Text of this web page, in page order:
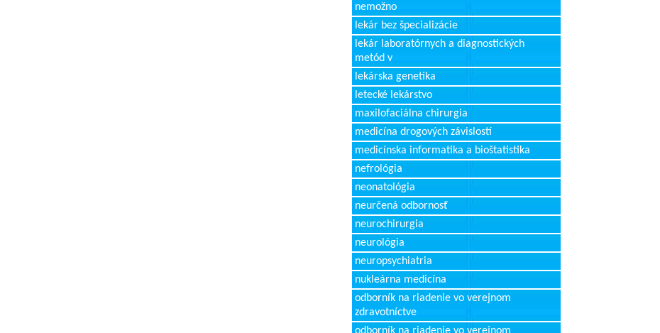
nemožno
lekár bez špecializácie
lekár laboratórnych a diagnostických
metód v
lekárska genetika
letecké lekárstvo
maxilofaciálna chirurgia
medicína drogových závislostí
medicínska informatika a bioštatistika
nefrológia
neonatológia
neurčená odbornosť
neurochirurgia
neurológia
neuropsychiatria
nukleárna medicína
odborník na riadenie vo verejnom
zdravotníctve